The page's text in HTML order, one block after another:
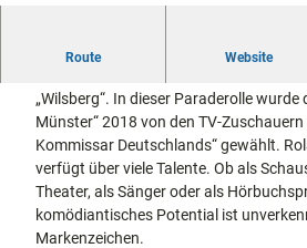
Musee
Galeri
en und
Sonde
rausst
ellung
en
fahren in
Wandern
im
Grünen
Kindern
Gastronomie
und
Shopping
Route Website
Roland Jankowsky kennen die
„Wilsberg“. In dieser Paraderolle wurde
Münster“ 2018 von den TV-Zuschauern
Kommissar Deutschlands“ gewählt.
verfügt über viele Talente. Ob als
Theater, als Sänger oder als
komödiantisches Potential ist
Markenzeichen.